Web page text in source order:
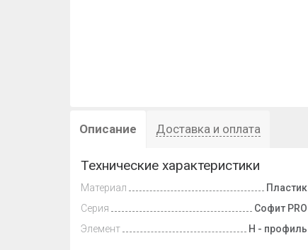
Описание Доставка и оплата
Технические характеристики
Материал
Пластик
Серия
Софит PRO
Элемент
Н - профиль